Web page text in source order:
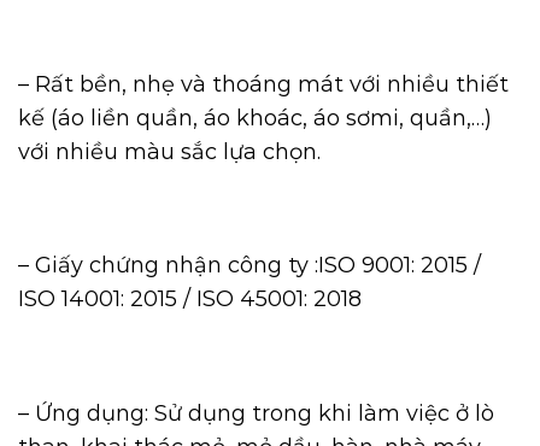
– Rất bền, nhẹ và thoáng mát với nhiều thiết
kế (áo liền quần, áo khoác, áo sơmi, quần,…)
với nhiều màu sắc lựa chọn.
– Giấy chứng nhận công ty :ISO 9001: 2015 /
ISO 14001: 2015 / ISO 45001: 2018
– Ứng dụng: Sử dụng trong khi làm việc ở lò